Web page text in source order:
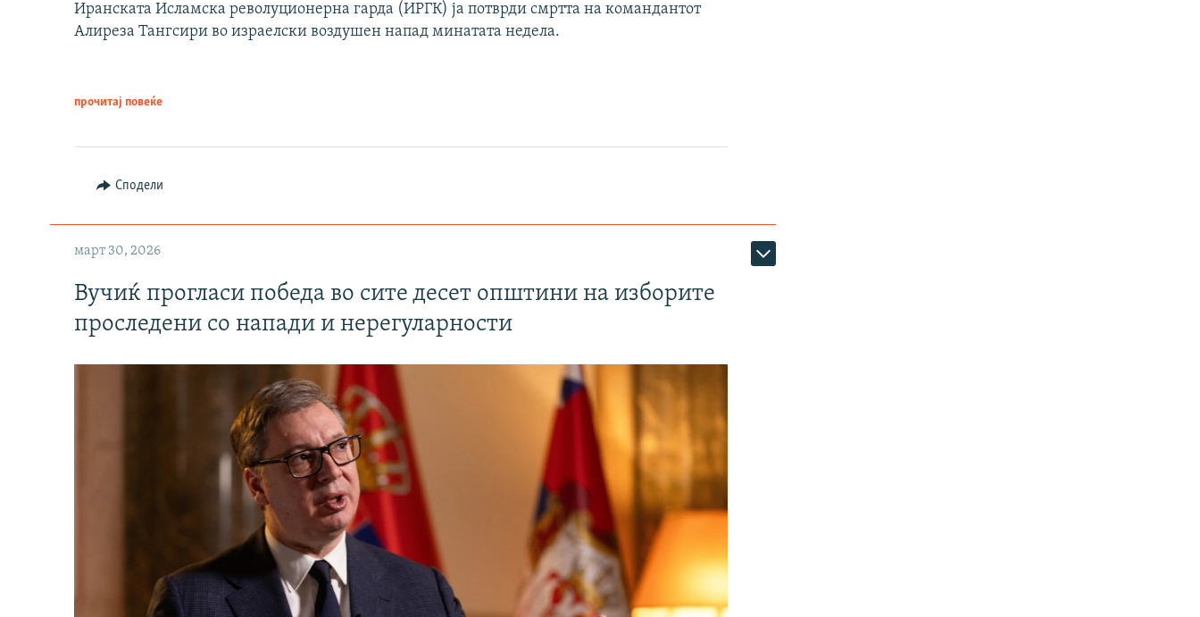
Иранската Исламска револуционерна гарда (ИРГК) ја потврди смртта на командантот
Алиреза Тангсири во израелски воздушен напад минатата недела.
прочитај повеќе
Сподели
март 30, 2026
Вучиќ прогласи победа во сите десет општини на изборите
проследени со напади и нерегуларности